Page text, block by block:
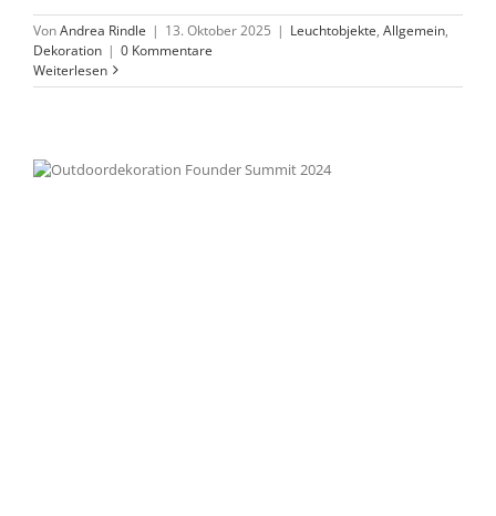
VonAndrea Rindle | 13. Oktober 2025 | Leuchtobjekte, Allgemein,
Dekoration | 0 Kommentare
Weiterlesen